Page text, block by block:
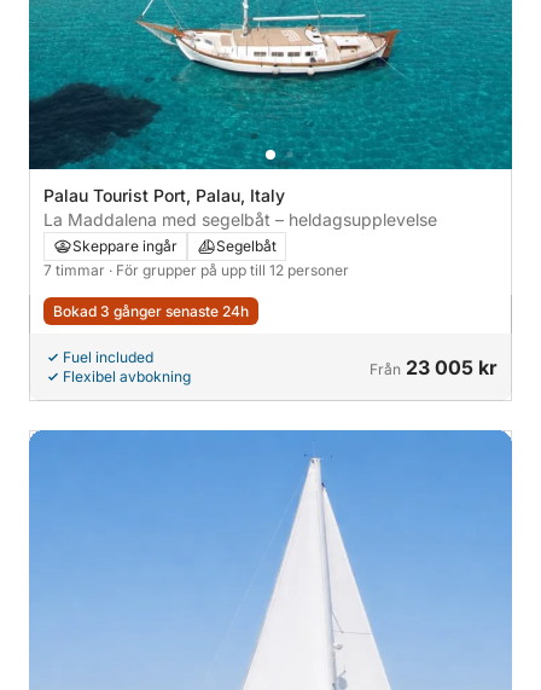
Palau Tourist Port, Palau, Italy
La Maddalena med segelbåt – heldagsupplevelse
Skeppare ingår
Segelbåt
7 timmar · För grupper på upp till 12 personer
Bokad 3 gånger senaste 24h
Fuel included
Flexibel avbokning
Från 23 005 kr